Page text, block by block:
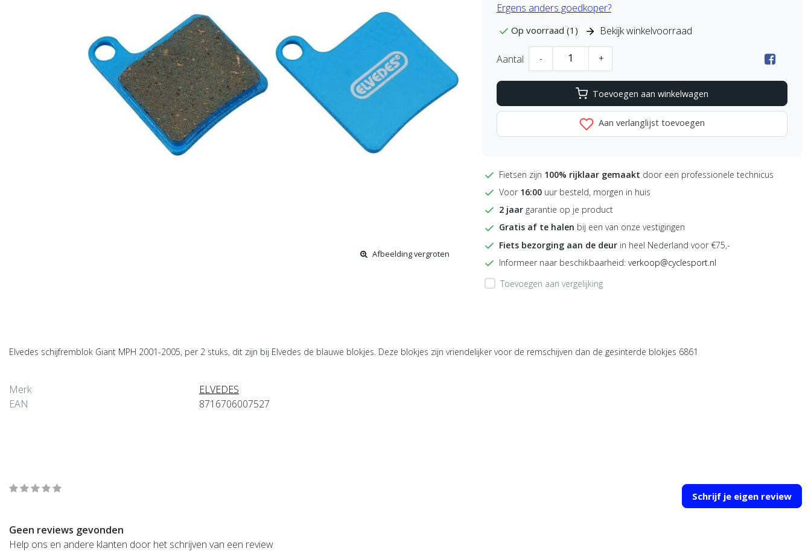
Afbeelding vergroten
Ergens anders goedkoper?
Op voorraad (1) Bekijk winkelvoorraad
Aantal - +
Toevoegen aan winkelwagen
Aan verlanglijst toevoegen
Fietsen zijn 100% rijklaar gemaakt door een professionele technicus
Voor 16:00 uur besteld, morgen in huis
2 jaar garantie op je product
Gratis af te halen bij een van onze vestigingen
Fiets bezorging aan de deur in heel Nederland voor €75,-
Informeer naar beschikbaarheid: verkoop@cyclesport.nl
Toevoegen aan vergelijking
Elvedes schijfremblok Giant MPH 2001-2005, per 2 stuks, dit zijn bij Elvedes de blauwe blokjes. Deze blokjes zijn vriendelijker voor de remschijven dan de gesinterde blokjes 6861
Merk
ELVEDES
EAN
8716706007527
Schrijf je eigen review
Geen reviews gevonden
Help ons en andere klanten door het schrijven van een review